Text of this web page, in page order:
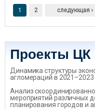
Страницы
1 2 следующая ›
Проекты ЦК
Динамика структуры
агломераций в 2021–2023
Анализ
мероприятий различных
планирования городов и